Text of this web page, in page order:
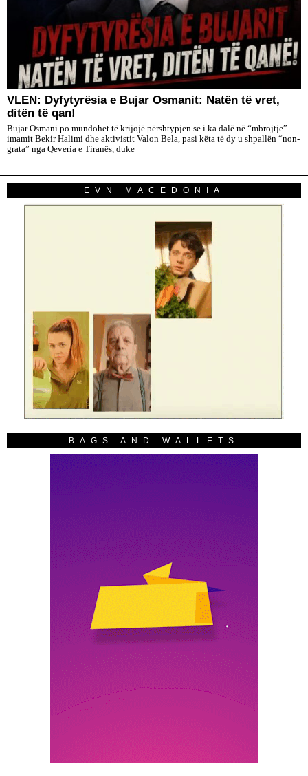
VLEN: Dyfytyrësia e Bujar Osmanit: Natën të vret,
ditën të qan!
Bujar Osmani po mundohet të krijojë përshtypjen se i ka dalë në “mbrojtje”
imamit Bekir Halimi dhe aktivistit Valon Bela, pasi këta të dy u shpallën “non-
grata” nga Qeveria e Tiranës, duke
EVN MACEDONIA
BAGS AND WALLETS